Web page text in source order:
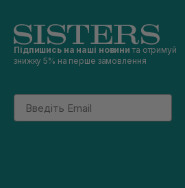
Підпишись на наші новини та отримуй
знижку 5% на перше замовлення
Email